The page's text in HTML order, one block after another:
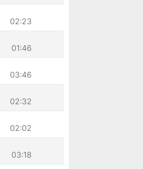
02:23
01:46
03:46
02:32
02:02
03:18